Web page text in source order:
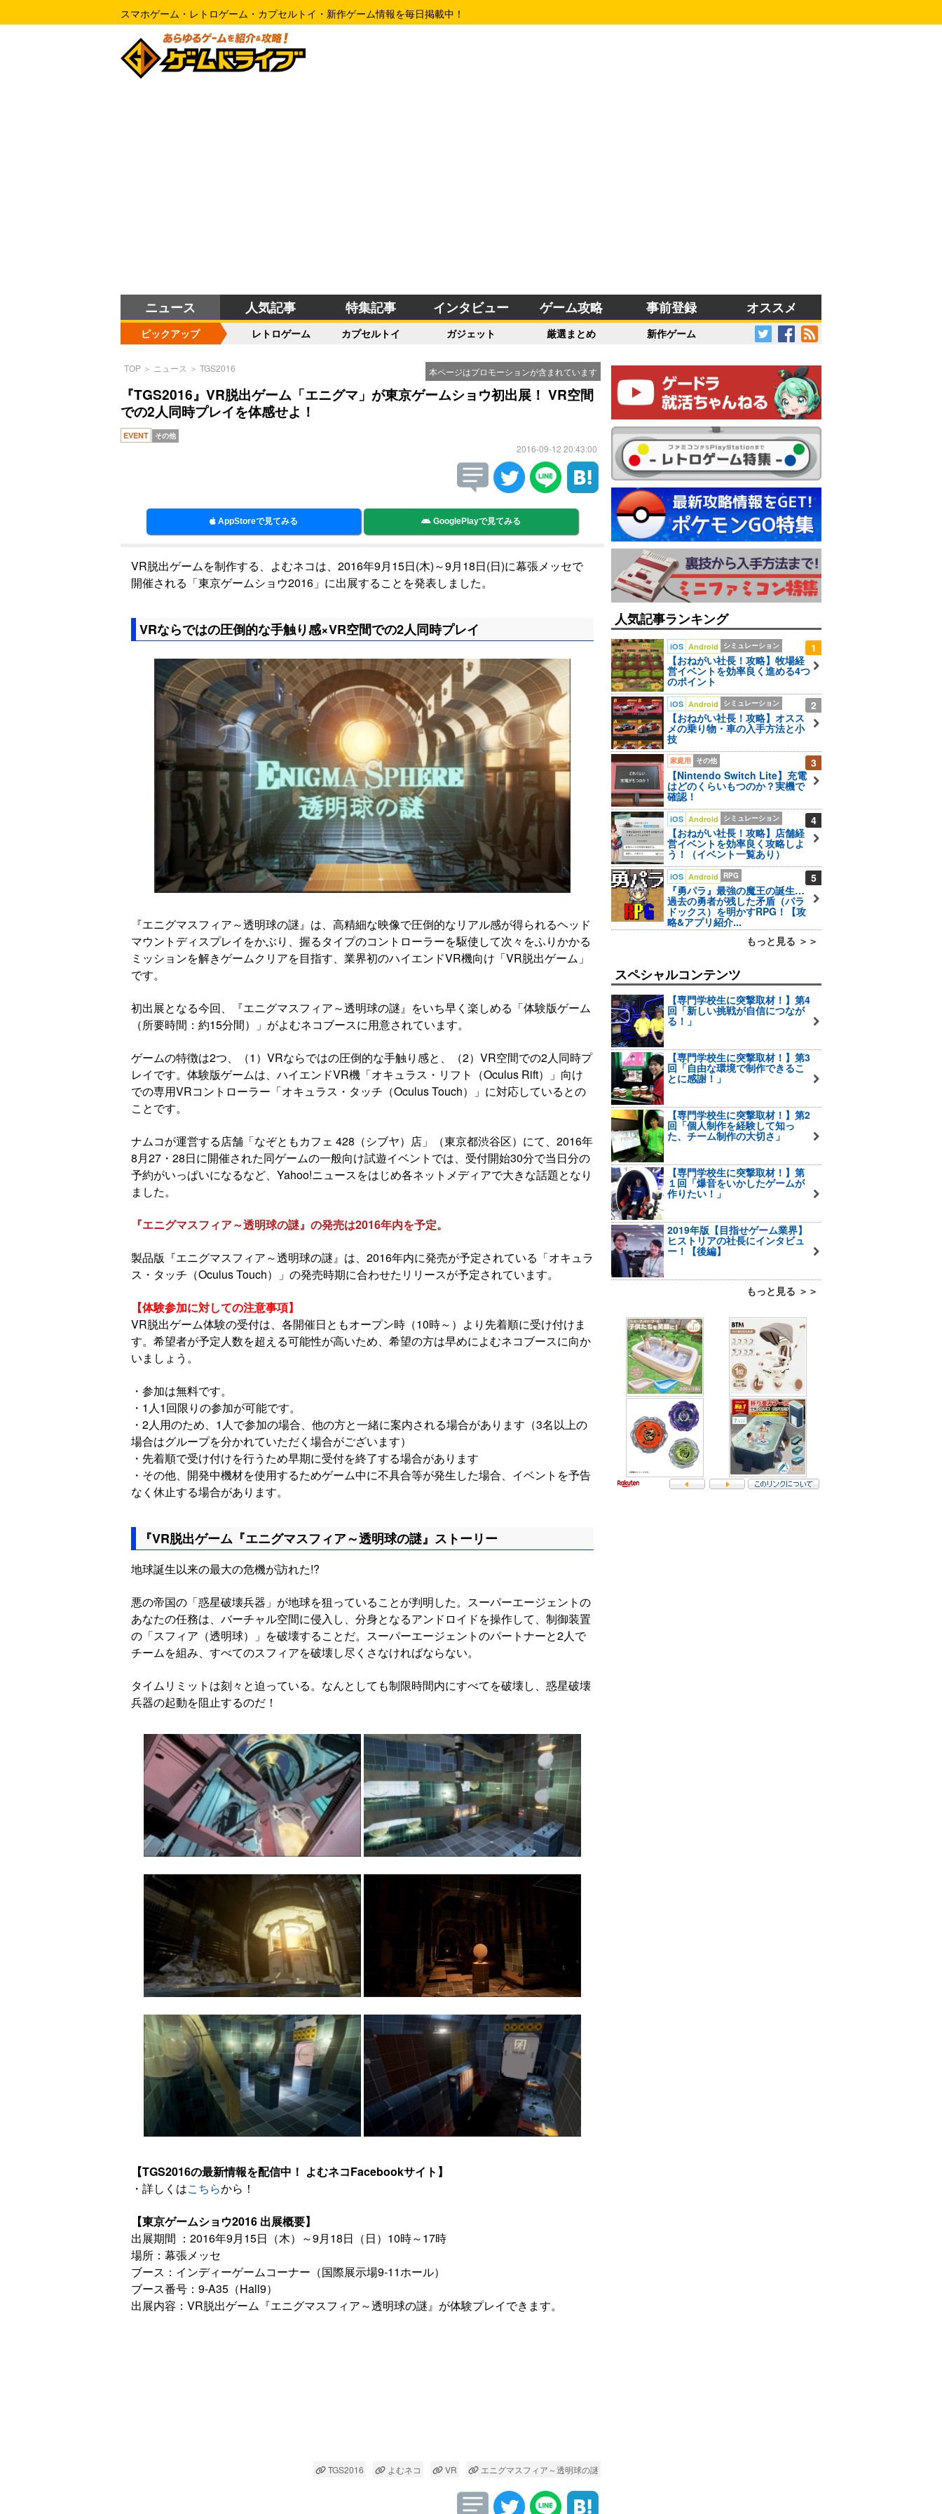
スマホゲーム・レトロゲーム・カプセルトイ・新作ゲーム情報を毎日掲載中！
ニュース 人気記事 特集記事 インタビュー ゲーム攻略 事前登録 オススメ
ピックアップ レトロゲーム カプセルトイ ガジェット 厳選まとめ 新作ゲーム
本ページはプロモーションが含まれています
TOP ＞ ニュース ＞ TGS2016
『TGS2016』VR脱出ゲーム「エニグマ」が東京ゲームショウ初出展！ VR空間
での2人同時プレイを体感せよ！
EVENT その他
2016-09-12 20:43:00
AppStoreで見てみる GooglePlayで見てみる
VR脱出ゲームを制作する、よむネコは、2016年9月15日(木)～9月18日(日)に幕張メッセで
開催される「東京ゲームショウ2016」に出展することを発表しました。
VRならではの圧倒的な手触り感×VR空間での2人同時プレイ
『エニグマスフィア～透明球の謎』は、高精細な映像で圧倒的なリアル感が得られるヘッド
マウントディスプレイをかぶり、握るタイプのコントローラーを駆使して次々をふりかかる
ミッションを解きゲームクリアを目指す、業界初のハイエンドVR機向け「VR脱出ゲーム」
です。
初出展となる今回、『エニグマスフィア～透明球の謎』をいち早く楽しめる「体験版ゲーム
（所要時間：約15分間）」がよむネコブースに用意されています。
ゲームの特徴は2つ、（1）VRならではの圧倒的な手触り感と、（2）VR空間での2人同時プ
レイです。体験版ゲームは、ハイエンドVR機「オキュラス・リフト（Oculus Rift）」向け
での専用VRコントローラー「オキュラス・タッチ（Oculus Touch）」に対応しているとの
ことです。
ナムコが運営する店舗「なぞともカフェ 428（シブヤ）店」（東京都渋谷区）にて、2016年
8月27・28日に開催された同ゲームの一般向け試遊イベントでは、受付開始30分で当日分の
予約がいっぱいになるなど、Yahoo!ニュースをはじめ各ネットメディアで大きな話題となり
ました。
『エニグマスフィア～透明球の謎』の発売は2016年内を予定。
製品版『エニグマスフィア～透明球の謎』は、2016年内に発売が予定されている「オキュラ
ス・タッチ（Oculus Touch）」の発売時期に合わせたリリースが予定されています。
【体験参加に対しての注意事項】
VR脱出ゲーム体験の受付は、各開催日ともオープン時（10時～）より先着順に受け付けま
す。希望者が予定人数を超える可能性が高いため、希望の方は早めによむネコブースに向か
いましょう。
・参加は無料です。
・1人1回限りの参加が可能です。
・2人用のため、1人で参加の場合、他の方と一緒に案内される場合があります（3名以上の
場合はグループを分かれていただく場合がございます）
・先着順で受け付けを行うため早期に受付を終了する場合があります
・その他、開発中機材を使用するためゲーム中に不具合等が発生した場合、イベントを予告
なく休止する場合があります。
『VR脱出ゲーム『エニグマスフィア～透明球の謎』ストーリー
地球誕生以来の最大の危機が訪れた!?
悪の帝国の「惑星破壊兵器」が地球を狙っていることが判明した。スーパーエージェントの
あなたの任務は、バーチャル空間に侵入し、分身となるアンドロイドを操作して、制御装置
の「スフィア（透明球）」を破壊することだ。スーパーエージェントのパートナーと2人で
チームを組み、すべてのスフィアを破壊し尽くさなければならない。
タイムリミットは刻々と迫っている。なんとしても制限時間内にすべてを破壊し、惑星破壊
兵器の起動を阻止するのだ！
【TGS2016の最新情報を配信中！ よむネコFacebookサイト】
・詳しくはこちらから！
【東京ゲームショウ2016 出展概要】
出展期間 ：2016年9月15日（木）～9月18日（日）10時～17時
場所：幕張メッセ
ブース：インディーゲームコーナー（国際展示場9-11ホール）
ブース番号：9-A35（Hall9）
出展内容：VR脱出ゲーム『エニグマスフィア～透明球の謎』が体験プレイできます。
TGS2016 よむネコ VR エニグマスフィア～透明球の謎
人気記事ランキング
1
iOS Android シミュレーション
【おねがい社長！攻略】牧場経
営イベントを効率良く進める4つ
のポイント
2
iOS Android シミュレーション
【おねがい社長！攻略】オスス
メの乗り物・車の入手方法と小
技
3
家庭用 その他
【Nintendo Switch Lite】充電
はどのくらいもつのか？実機で
確認！
4
iOS Android シミュレーション
【おねがい社長！攻略】店舗経
営イベントを効率良く攻略しよ
う！（イベント一覧あり）
5
iOS Android RPG
『勇パラ』最強の魔王の誕生…
過去の勇者が残した矛盾（パラ
ドックス）を明かすRPG！【攻
略&アプリ紹介...
もっと見る ＞＞
スペシャルコンテンツ
【専門学校生に突撃取材！】第4
回「新しい挑戦が自信につなが
る！」
【専門学校生に突撃取材！】第3
回「自由な環境で制作できるこ
とに感謝！」
【専門学校生に突撃取材！】第2
回「個人制作を経験して知っ
た、チーム制作の大切さ」
【専門学校生に突撃取材！】第
１回「爆音をいかしたゲームが
作りたい！」
2019年版【目指せゲーム業界】
ヒストリアの社長にインタビュ
ー！【後編】
もっと見る ＞＞